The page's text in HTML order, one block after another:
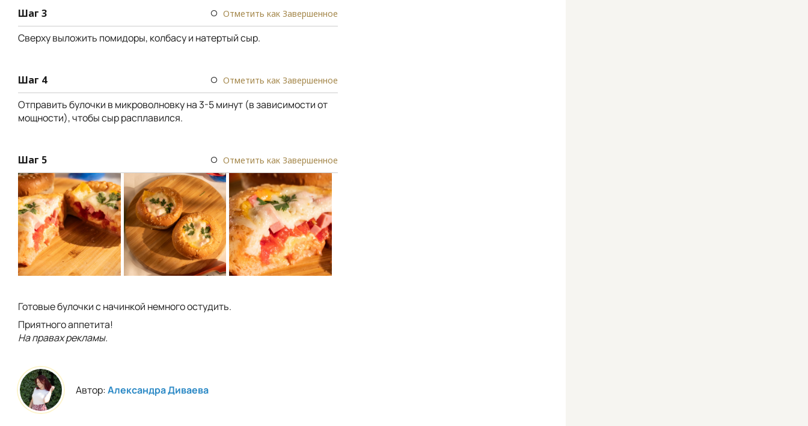
Шаг 3 Отметить как Завершенное
Сверху выложить помидоры, колбасу и натертый сыр.
Шаг 4 Отметить как Завершенное
Отправить булочки в микроволновку на 3-5 минут (в зависимости от
мощности), чтобы сыр расплавился.
Шаг 5 Отметить как Завершенное
Готовые булочки с начинкой немного остудить.
Приятного аппетита!
На правах рекламы.
Автор:Александра Диваева